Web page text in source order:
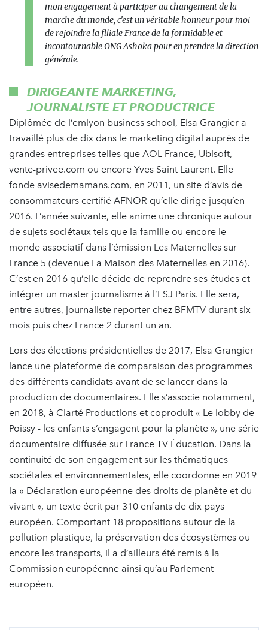
mon engagement à participer au changement de la
marche du monde, c’est un véritable honneur pour moi
de rejoindre la filiale France de la formidable et
incontournable ONG Ashoka pour en prendre la direction
générale.
DIRIGEANTE MARKETING,
JOURNALISTE ET PRODUCTRICE
Diplômée de l’emlyon business school, Elsa Grangier a
travaillé plus de dix dans le marketing digital auprès de
grandes entreprises telles que AOL France, Ubisoft,
vente-privee.com ou encore Yves Saint Laurent. Elle
fonde avisedemamans.com, en 2011, un site d’avis de
consommateurs certifié AFNOR qu’elle dirige jusqu’en
2016. L’année suivante, elle anime une chronique autour
de sujets sociétaux tels que la famille ou encore le
monde associatif dans l’émission Les Maternelles sur
France 5 (devenue La Maison des Maternelles en 2016).
C’est en 2016 qu’elle décide de reprendre ses études et
intégrer un master journalisme à l’ESJ Paris. Elle sera,
entre autres, journaliste reporter chez BFMTV durant six
mois puis chez France 2 durant un an.
Lors des élections présidentielles de 2017, Elsa Grangier
lance une plateforme de comparaison des programmes
des différents candidats avant de se lancer dans la
production de documentaires. Elle s’associe notamment,
en 2018, à Clarté Productions et coproduit « Le lobby de
Poissy - les enfants s’engagent pour la planète », une série
documentaire diffusée sur France TV Éducation. Dans la
continuité de son engagement sur les thématiques
sociétales et environnementales, elle coordonne en 2019
la « Déclaration européenne des droits de planète et du
vivant », un texte écrit par 310 enfants de dix pays
européen. Comportant 18 propositions autour de la
pollution plastique, la préservation des écosystèmes ou
encore les transports, il a d’ailleurs été remis à la
Commission européenne ainsi qu’au Parlement
européen.